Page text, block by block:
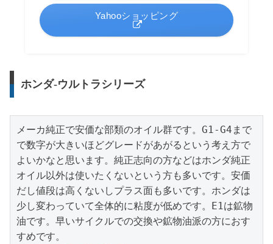
Yahooショッピング
ホンダ-ウルトラシリーズ
メーカ純正で安価な部類のオイル群です。G1-G4まで
で数字が大きいほどグレードがあがるという考え方で
よいかなと思います。純正志向の方などはホンダ純正
オイル以外は使いたくないという方も多いです。安価
だし値段は高くないしプラス面も多いです。ホンダは
少し変わっていて全体的に粘度が低めです。E1は鉱物
油です。早いサイクルでの交換や鉱物油派の方におす